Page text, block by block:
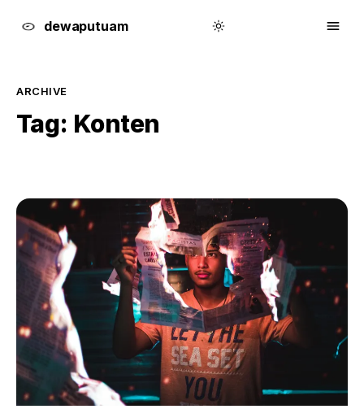
dewaputuam
ARCHIVE
Tag: Konten